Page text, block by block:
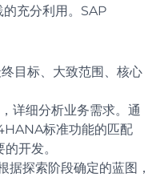
充分利用。SAP
目标、大致范围、核心
详细分析业务需求。通
标准功能的匹配
开发。
探索阶段确定的蓝图，